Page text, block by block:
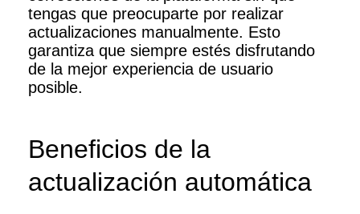
tengas que preocuparte por realizar
actualizaciones manualmente. Esto
garantiza que siempre estés disfrutando
de la mejor experiencia de usuario
posible.
Beneficios de la
actualización automática